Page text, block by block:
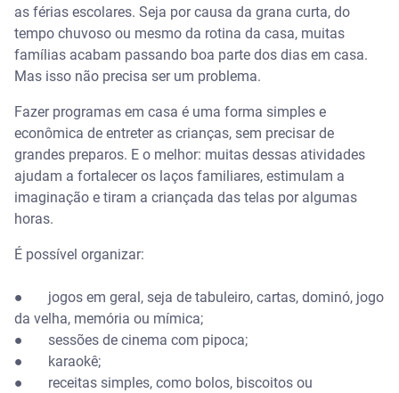
as férias escolares. Seja por causa da grana curta, do
tempo chuvoso ou mesmo da rotina da casa, muitas
famílias acabam passando boa parte dos dias em casa.
Mas isso não precisa ser um problema.
Fazer programas em casa é uma forma simples e
econômica de entreter as crianças, sem precisar de
grandes preparos. E o melhor: muitas dessas atividades
ajudam a fortalecer os laços familiares, estimulam a
imaginação e tiram a criançada das telas por algumas
horas.
É possível organizar:
● jogos em geral, seja de tabuleiro, cartas, dominó, jogo
da velha, memória ou mímica;
● sessões de cinema com pipoca;
● karaokê;
● receitas simples, como bolos, biscoitos ou